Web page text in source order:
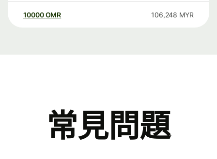
10000 OMR 106,248 MYR
常見問題